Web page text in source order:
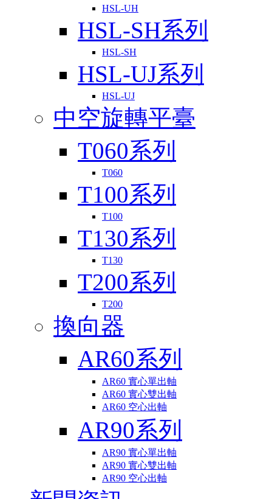
HSL-UH
HSL-SH系列
HSL-SH
HSL-UJ系列
HSL-UJ
中空旋轉平臺
T060系列
T060
T100系列
T100
T130系列
T130
T200系列
T200
換向器
AR60系列
AR60 實心單出軸
AR60 實心雙出軸
AR60 空心出軸
AR90系列
AR90 實心單出軸
AR90 實心雙出軸
AR90 空心出軸